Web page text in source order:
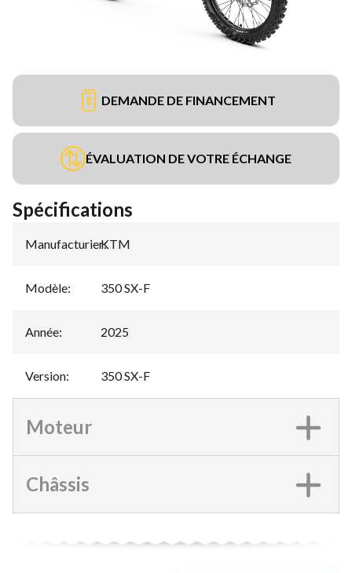
DEMANDE DE FINANCEMENT
ÉVALUATION DE VOTRE ÉCHANGE
Spécifications
Manufacturier:
KTM
Modèle: 350 SX-F
Année: 2025
Version: 350 SX-F
Moteur
Châssis